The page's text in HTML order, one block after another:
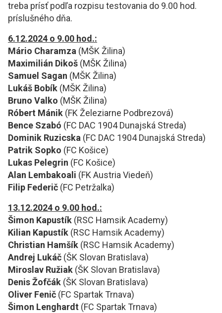
treba prísť podľa rozpisu testovania do 9.00 hod.
príslušného dňa.
6.12.2024 o 9.00 hod.:
Mário Charamza (MŠK Žilina)
Maximilián Dikoš (MŠK Žilina)
Samuel Sagan (MŠK Žilina)
Lukáš Bobík (MŠK Žilina)
Bruno Valko (MŠK Žilina)
Róbert Mánik (FK Železiarne Podbrezová)
Bence Szabó (FC DAC 1904 Dunajská Streda)
Dominik Ruzicska (FC DAC 1904 Dunajská Streda)
Patrik Sopko (FC Košice)
Lukas Pelegrin (FC Košice)
Alan Lembakoali (FK Austria Viedeň)
Filip Federič (FC Petržalka)
13.12.2024 o 9.00 hod.:
Šimon Kapustík (RSC Hamsik Academy)
Kilian Kapustík (RSC Hamsik Academy)
Christian Hamšík (RSC Hamsik Academy)
Andrej Lukáč (ŠK Slovan Bratislava)
Miroslav Ružiak (ŠK Slovan Bratislava)
Denis Žofčák (ŠK Slovan Bratislava)
Oliver Fenič (FC Spartak Trnava)
Šimon Lenghardt (FC Spartak Trnava)